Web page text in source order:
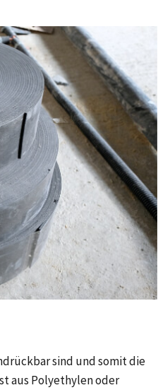
sind und somit die
aus Polyethylen oder